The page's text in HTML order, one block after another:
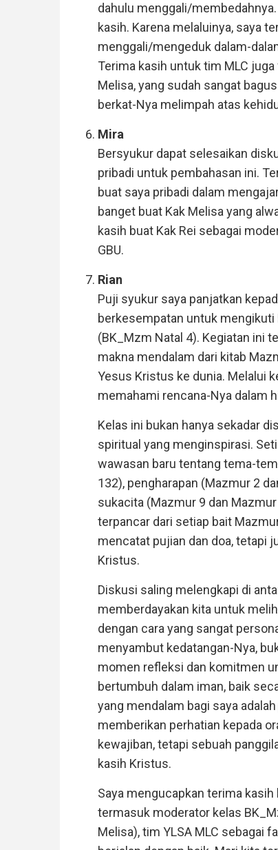
dahulu menggali/
kasih. Karena melaluinya, saya
menggali/mengeduk dalam-
Terima kasih untuk tim MLC
Melisa, yang sudah sangat
berkat-Nya melimpah atas
Mira
Bersyukur dapat selesaikan
pribadi untuk pembahasan ini.
buat saya pribadi dalam
banget buat Kak Melisa yang
kasih buat Kak Rei sebagai
GBU.
Rian
Puji syukur saya panjatkan
berkesempatan untuk
(BK_Mzm Natal 4). Kegiatan ini
makna mendalam dari kitab
Yesus Kristus ke dunia. Melalui
memahami rencana-Nya dalam
Kelas ini bukan hanya sekadar
spiritual yang menginspirasi.
wawasan baru tentang tema-
132), pengharapan (Mazmur 2
sukacita (Mazmur 9 dan
terpancar dari setiap bait
mencatat pujian dan doa, tetapi
Kristus.
Diskusi saling melengkapi di
memberdayakan kita untuk
dengan cara yang sangat
menyambut kedatangan-Nya,
momen refleksi dan komitmen
bertumbuh dalam iman, baik
yang mendalam bagi saya
memberikan perhatian kepada
kewajiban, tetapi sebuah
kasih Kristus.
Saya mengucapkan terima
termasuk moderator kelas
Melisa), tim YLSA MLC sebagai